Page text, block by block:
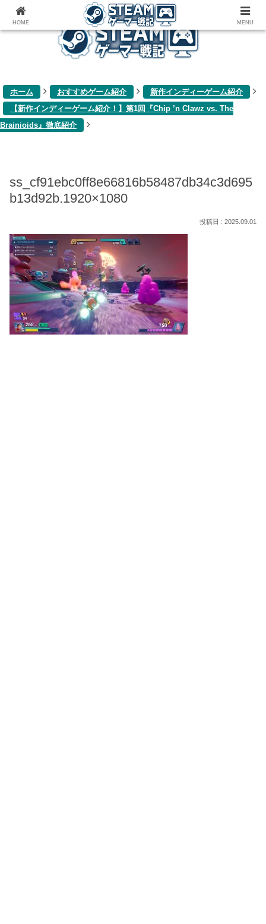
ゲーム関連雑記ブログ
ホーム おすすめゲーム紹介
新作インディーゲーム紹介
【新作インディーゲーム紹介！】第1回『Chip ’n Clawz vs. The
Brainioids』徹底紹介
ss_cf91ebc0ff8e66816b58487db34c3d695
b13d92b.1920×1080
2025.09.01
HOME MENU